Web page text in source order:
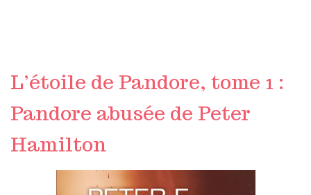
L’étoile de Pandore, tome 1 :
Pandore abusée de Peter
Hamilton